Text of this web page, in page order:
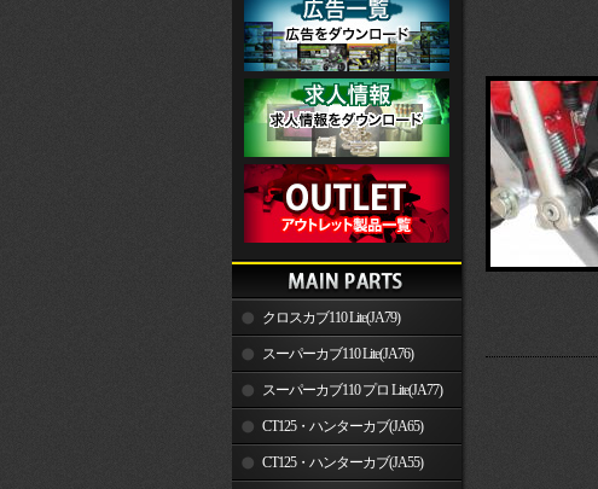
クロスカブ110 Lite(JA79)
スーパーカブ110 Lite(JA76)
スーパーカブ110 プロ Lite(JA77)
CT125・ハンターカブ(JA65)
CT125・ハンターカブ(JA55)